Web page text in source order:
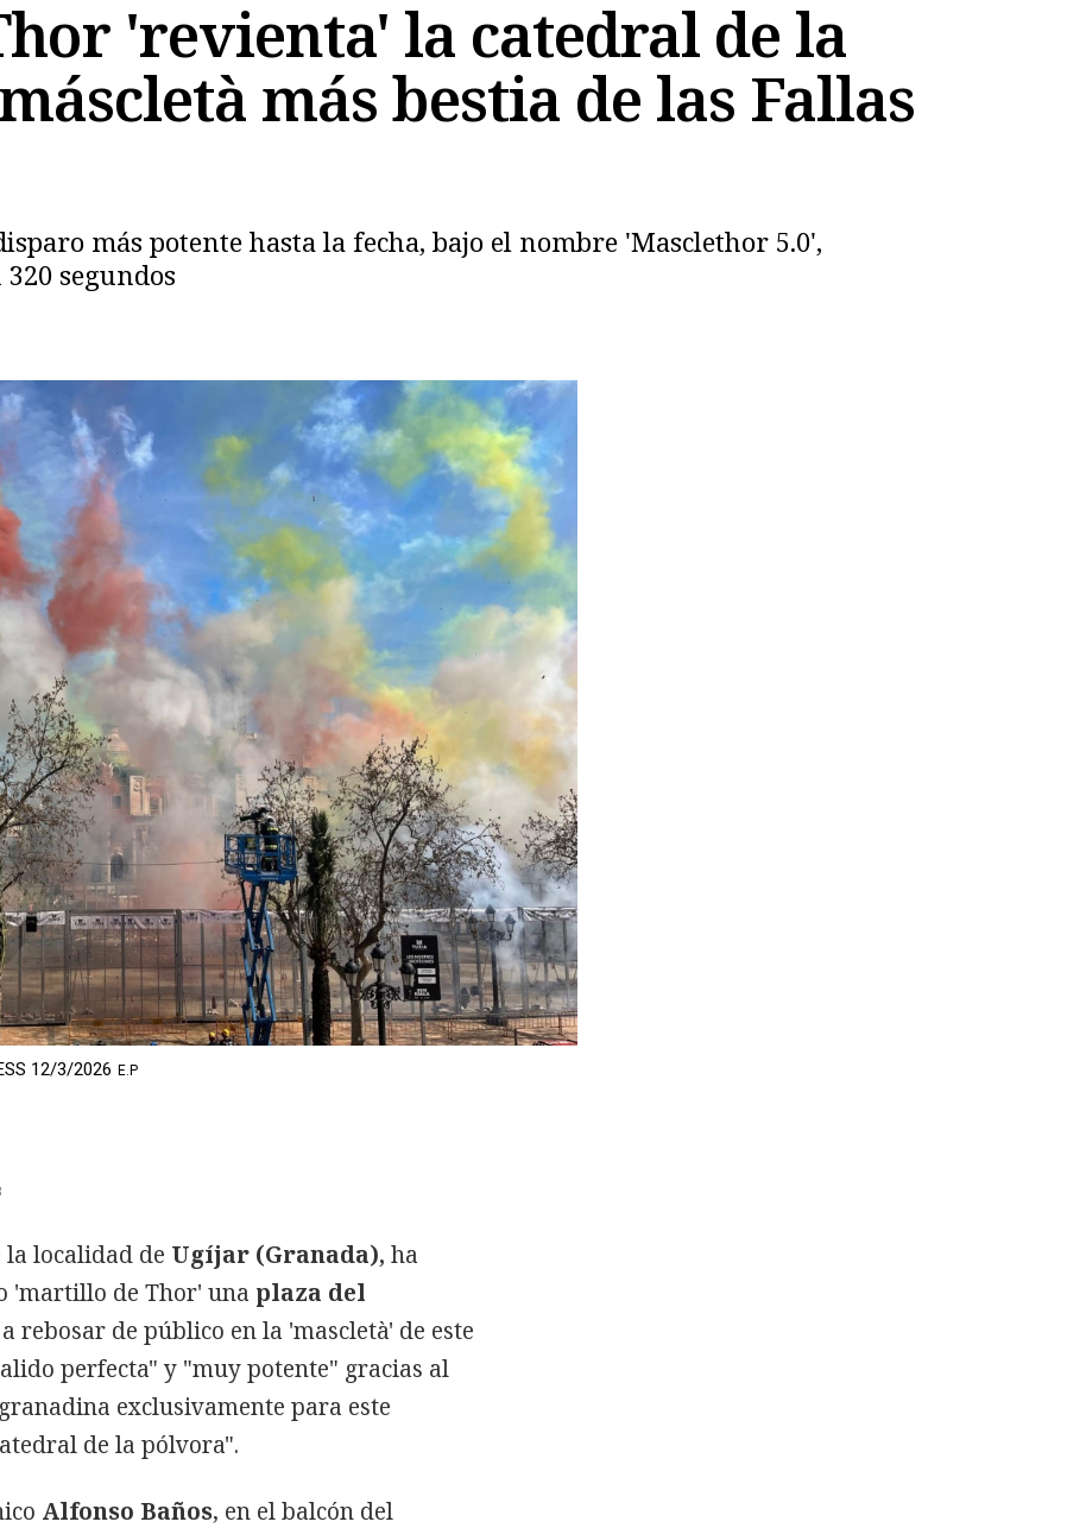
'revienta' la catedral de la
más bestia de las Fallas
más potente hasta la fecha, bajo el nombre 'Masclethor 5.0',
segundos
12/3/2026 E.P
la localidad de Ugíjar (Granada), ha
'martillo de Thor' una plaza del
a rebosar de público en la 'mascletà' de este
perfecta" y "muy potente" gracias al
exclusivamente para este
de la pólvora".
Alfonso Baños, en el balcón del